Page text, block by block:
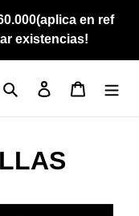
en ref
existencias!
Buscar Ingresar Carrito